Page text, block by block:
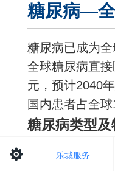
糖尿病—
糖尿病已成为
全球糖尿病直
元，预计2040
国内患者占全
糖尿病类型及
终身胰岛素依
乐城服务